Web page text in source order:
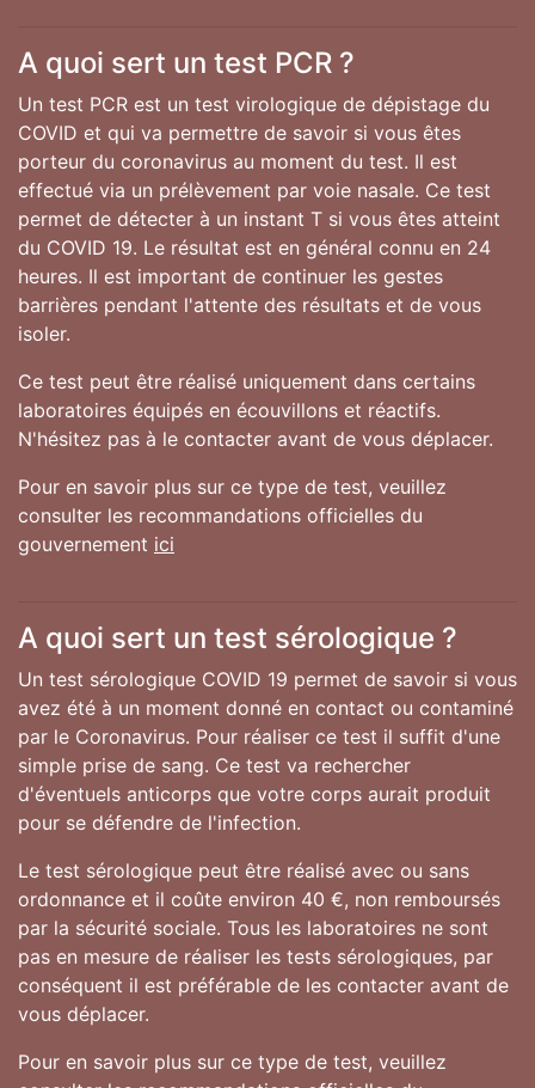
A quoi sert un test PCR ?
Un test PCR est un test virologique de dépistage du
COVID et qui va permettre de savoir si vous êtes
porteur du coronavirus au moment du test. Il est
effectué via un prélèvement par voie nasale. Ce test
permet de détecter à un instant T si vous êtes atteint
du COVID 19. Le résultat est en général connu en 24
heures. Il est important de continuer les gestes
barrières pendant l'attente des résultats et de vous
isoler.
Ce test peut être réalisé uniquement dans certains
laboratoires équipés en écouvillons et réactifs.
N'hésitez pas à le contacter avant de vous déplacer.
Pour en savoir plus sur ce type de test, veuillez
consulter les recommandations officielles du
gouvernement ici
A quoi sert un test sérologique ?
Un test sérologique COVID 19 permet de savoir si vous
avez été à un moment donné en contact ou contaminé
par le Coronavirus. Pour réaliser ce test il suffit d'une
simple prise de sang. Ce test va rechercher
d'éventuels anticorps que votre corps aurait produit
pour se défendre de l'infection.
Le test sérologique peut être réalisé avec ou sans
ordonnance et il coûte environ 40 €, non remboursés
par la sécurité sociale. Tous les laboratoires ne sont
pas en mesure de réaliser les tests sérologiques, par
conséquent il est préférable de les contacter avant de
vous déplacer.
Pour en savoir plus sur ce type de test, veuillez